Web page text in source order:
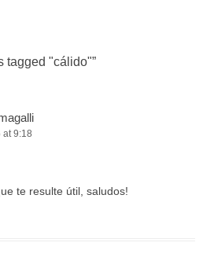
tagged "cálido"”
at 9:18
te resulte útil, saludos!